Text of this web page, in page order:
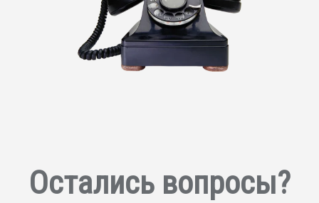
Остались вопросы?